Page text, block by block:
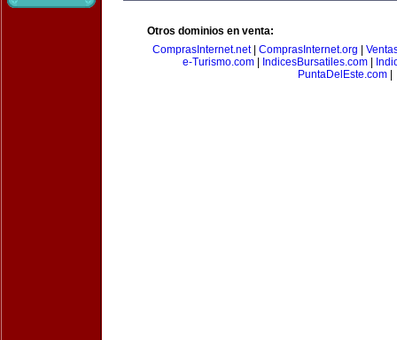
Otros dominios en venta:
ComprasInternet.net| ComprasInternet.org
e-Turismo.com| IndicesBursatiles.com|
PuntaDelEste.com|